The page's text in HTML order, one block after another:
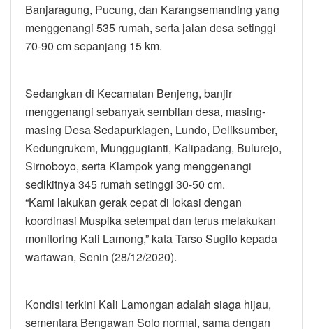
Banjaragung, Pucung, dan Karangsemanding yang
menggenangi 535 rumah, serta jalan desa setinggi
70-90 cm sepanjang 15 km.
Sedangkan di Kecamatan Benjeng, banjir
menggenangi sebanyak sembilan desa, masing-
masing Desa Sedapurklagen, Lundo, Deliksumber,
Kedungrukem, Munggugianti, Kalipadang, Bulurejo,
Sirnoboyo, serta Klampok yang menggenangi
sedikitnya 345 rumah setinggi 30-50 cm.
“Kami lakukan gerak cepat di lokasi dengan
koordinasi Muspika setempat dan terus melakukan
monitoring Kali Lamong,” kata Tarso Sugito kepada
wartawan, Senin (28/12/2020).
Kondisi terkini Kali Lamongan adalah siaga hijau,
sementara Bengawan Solo normal, sama dengan